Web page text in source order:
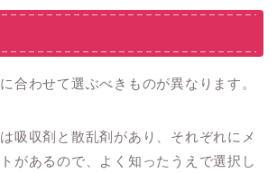
合わせて選ぶべきものが異なります。
吸収剤と散乱剤があり、それぞれにメ
があるので、よく知ったうえで選択し